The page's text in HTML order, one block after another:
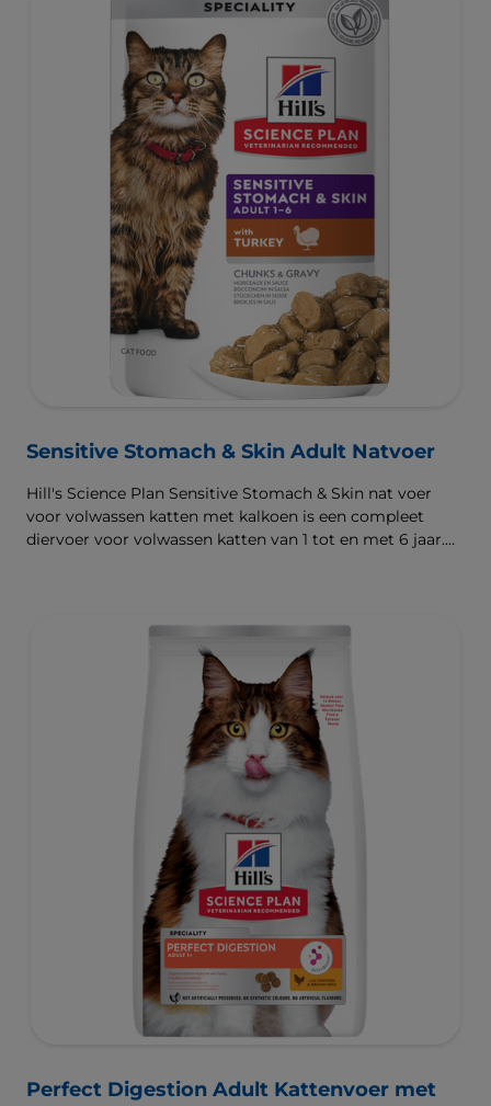
Sensitive Stomach & Skin Adult Natvoer
Hill's Science Plan Sensitive Stomach & Skin nat voer
voor volwassen katten met kalkoen is een compleet
diervoer voor volwassen katten van 1 tot en met 6 jaar.
Perfect Digestion Adult Kattenvoer met